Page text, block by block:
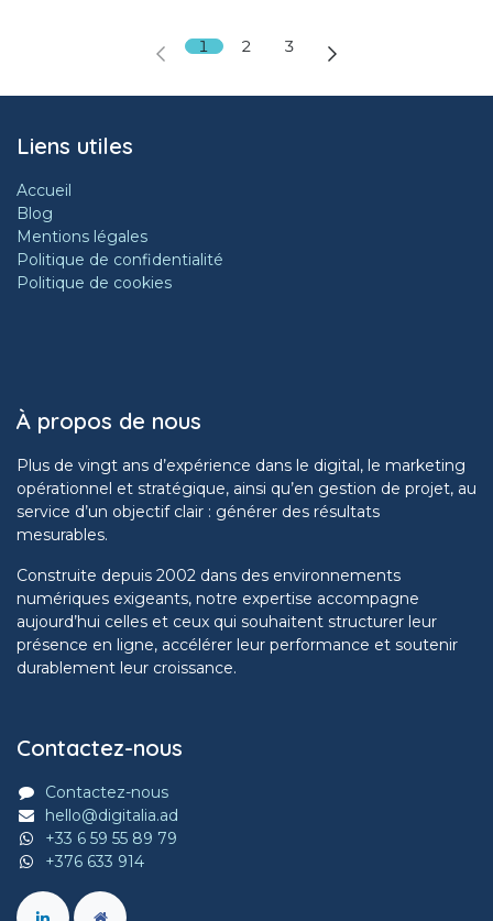
1 2 3
Liens utiles
Accueil
Blog
Mentions légales
Politique de confidentialité
Politique de cookies
À propos de nous
Plus de vingt ans d’expérience dans le digital, le marketing
opérationnel et stratégique, ainsi qu’en gestion de projet, au
service d’un objectif clair : générer des résultats
mesurables.
Construite depuis 2002 dans des environnements
numériques exigeants, notre expertise accompagne
aujourd’hui celles et ceux qui souhaitent structurer leur
présence en ligne, accélérer leur performance et soutenir
durablement leur croissance.
Contactez-nous
Contactez-nous
hello@digitalia.ad
+33 6 59 55 89 79
+376 633 914